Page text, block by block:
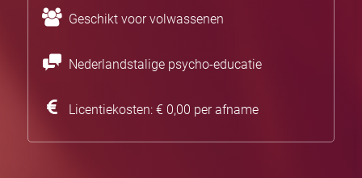
Geschikt voor volwassenen
Nederlandstalige psycho-educatie
Licentiekosten: € 0,00 per afname